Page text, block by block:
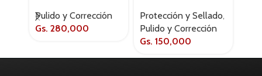
Pulido y Corrección
Gs. 280,000
Protección y Sellado,
Pulido y Corrección
Gs. 150,000